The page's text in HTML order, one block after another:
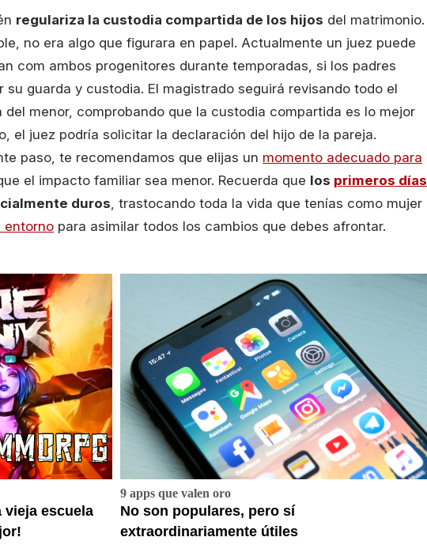
regulariza la custodia compartida de los hijos del matrimonio.
no era algo que figurara en papel. Actualmente un juez puede
com ambos progenitores durante temporadas, si los padres
guarda y custodia. El magistrado seguirá revisando todo el
menor, comprobando que la custodia compartida es lo mejor
el juez podría solicitar la declaración del hijo de la pareja.
paso, te recomendamos que elijas un momento adecuado para
el impacto familiar sea menor. Recuerda que los primeros días
duros, trastocando toda la vida que tenías como mujer
entorno para asimilar todos los cambios que debes afrontar.
vieja escuela
9 apps que valen oro
No son populares, pero sí
extraordinariamente útiles